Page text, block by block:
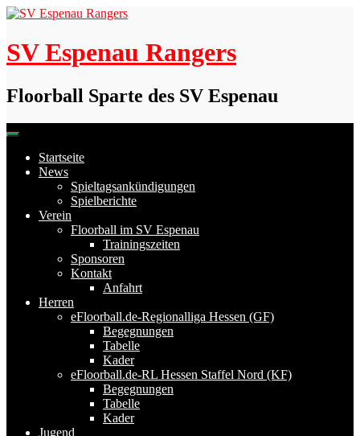
Skip
content
SV Espenau Rangers
Floorball Sparte des SV Espenau
Startseite
News
Spieltagsankündigungen
Spielberichte
Verein
Floorball im SV Espenau
Trainingszeiten
Sponsoren
Kontakt
Anfahrt
Herren
eFloorball.de-Regionalliga Hessen (GF)
Begegnungen
Tabelle
Kader
eFloorball.de-RL Hessen Staffel Nord (KF)
Begegnungen
Tabelle
Kader
Jugend